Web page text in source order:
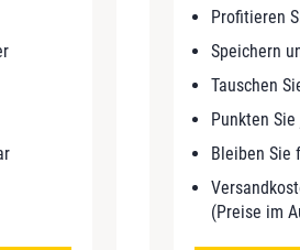
Profitieren
Speichern
Tauschen
Punkten
Bleiben Sie
(Preise im